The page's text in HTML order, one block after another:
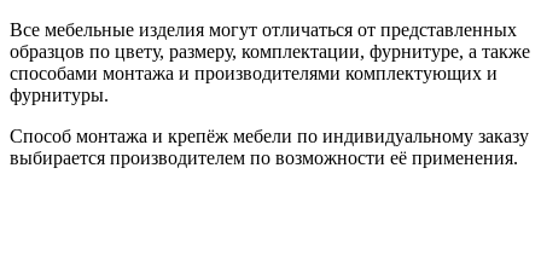
Все мебельные изделия могут отличаться от представленных
образцов по цвету, размеру, комплектации, фурнитуре, а также
способами монтажа и производителями комплектующих и
фурнитуры.
Способ монтажа и крепёж мебели по индивидуальному заказу
выбирается производителем по возможности её применения.